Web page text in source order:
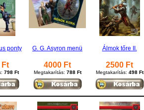
ponty G. G. Asyron menü Álmok tőre II.
Ft
798 Ft
4000 Ft
Megtakarítás: 788 Ft
2500 Ft
Megtakarítás: 498 Ft